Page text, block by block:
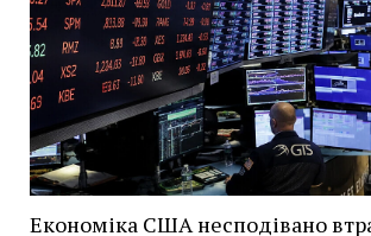
Економіка США несподівано